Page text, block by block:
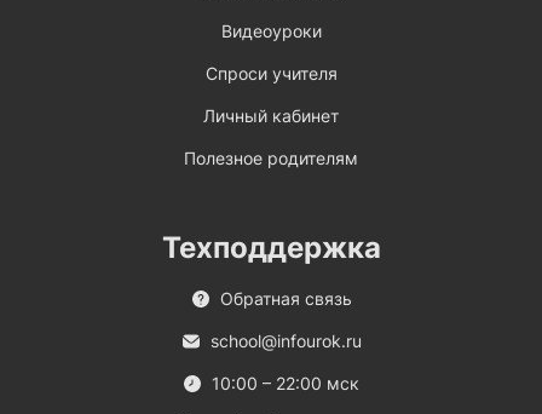
Видеоуроки
Спроси учителя
Личный кабинет
Полезное родителям
Техподдержка
Обратная связь
school@infourok.ru
10:00 – 22:00 мск